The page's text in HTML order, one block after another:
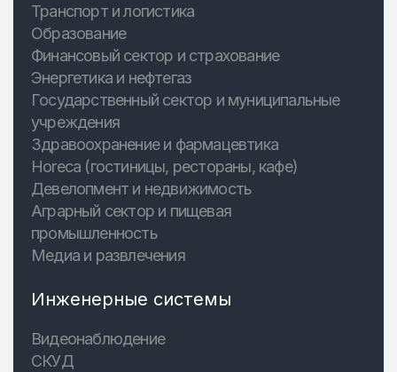
Транспорт и логистика
Образование
Финансовый сектор и страхование
Энергетика и нефтегаз
Государственный сектор и муниципальные
учреждения
Здравоохранение и фармацевтика
Horeca (гостиницы, рестораны, кафе)
Девелопмент и недвижимость
Аграрный сектор и пищевая
промышленность
Медиа и развлечения
Инженерные системы
Видеонаблюдение
СКУД